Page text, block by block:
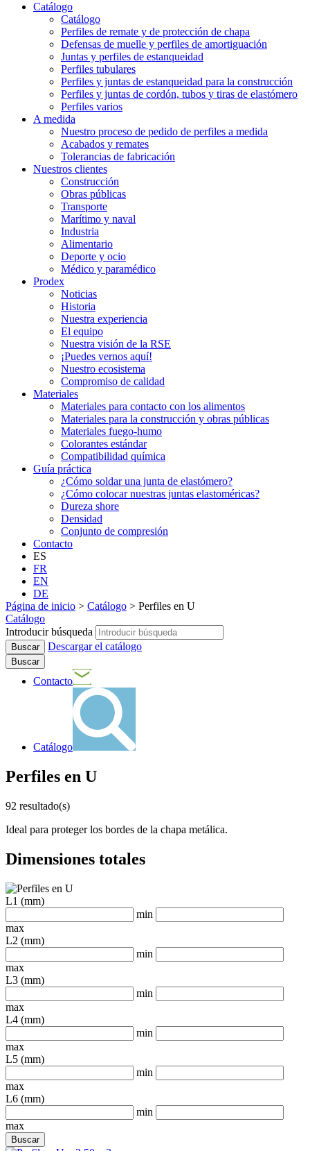
Catálogo
Catálogo
Perfiles de remate y de protección de chapa
Defensas de muelle y perfiles de amortiguación
Juntas y perfiles de estanqueidad
Perfiles tubulares
Perfiles y juntas de estanqueidad para la construcción
Perfiles y juntas de cordón, tubos y tiras de elastómero
Perfiles varios
A medida
Nuestro proceso de pedido de perfiles a medida
Acabados y remates
Tolerancias de fabricación
Nuestros clientes
Construcción
Obras públicas
Transporte
Marítimo y naval
Industria
Alimentario
Deporte y ocio
Médico y paramédico
Prodex
Noticias
Historia
Nuestra experiencia
El equipo
Nuestra visión de la RSE
¡Puedes vernos aquí!
Nuestro ecosistema
Compromiso de calidad
Materiales
Materiales para contacto con los alimentos
Materiales para la construcción y obras públicas
Materiales fuego-humo
Colorantes estándar
Compatibilidad química
Guía práctica
¿Cómo soldar una junta de elastómero?
¿Cómo colocar nuestras juntas elastoméricas?
Dureza shore
Densidad
Conjunto de compresión
Contacto
ES
FR
EN
DE
Página de inicio > Catálogo > Perfiles en U
Catálogo
Introducir búsqueda
Descargar el catálogo
Buscar
Contacto
Catálogo
Perfiles en U
92 resultado(s)
Ideal para proteger los bordes de la chapa metálica.
Dimensiones totales
L1 (mm)
min
max
L2 (mm)
min
max
L3 (mm)
min
max
L4 (mm)
min
max
L5 (mm)
min
max
L6 (mm)
min
max